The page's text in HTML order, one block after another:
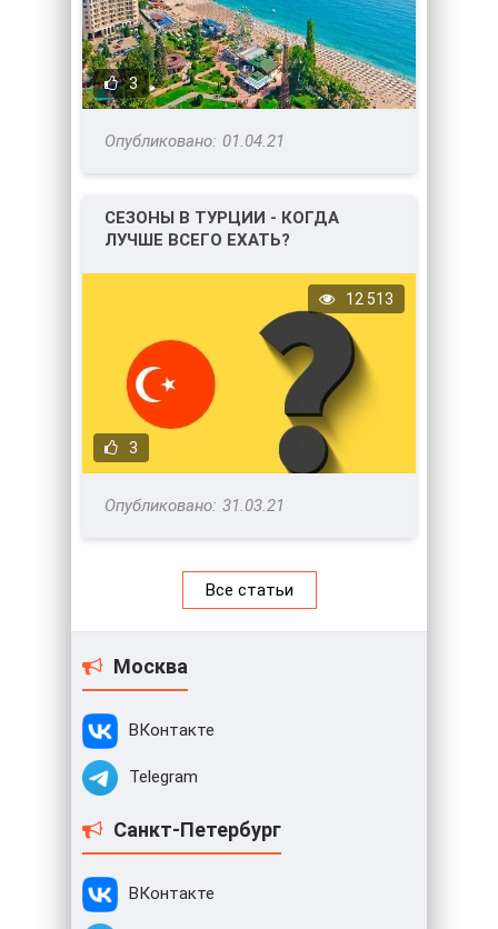
3
01.04.21
СЕЗОНЫ В ТУРЦИИ - КОГДА
ЛУЧШЕ ВСЕГО ЕХАТЬ?
3
12 513
31.03.21
Все статьи
Москва
ВКонтакте
Telegram
Санкт-Петербург
ВКонтакте